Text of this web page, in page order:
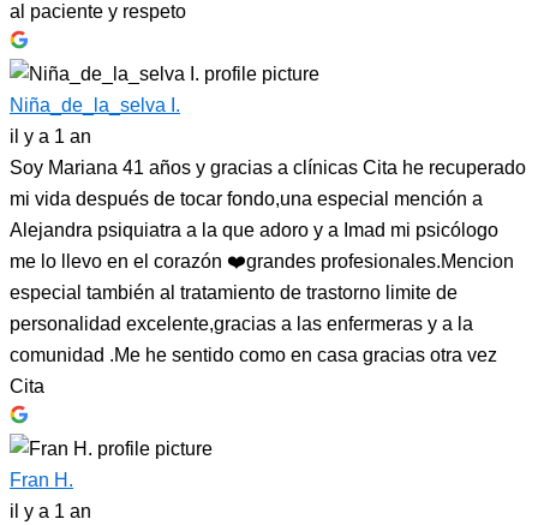
al paciente y respeto
Niña_de_la_selva I.
il y a 1 an
Soy Mariana 41 años y gracias a clínicas Cita he recuperado
mi vida después de tocar fondo,una especial mención a
Alejandra psiquiatra a la que adoro y a Imad mi psicólogo
me lo llevo en el corazón ❤️grandes profesionales.Mencion
especial también al tratamiento de trastorno limite de
personalidad excelente,gracias a las enfermeras y a la
comunidad .Me he sentido como en casa gracias otra vez
Cita
Fran H.
il y a 1 an